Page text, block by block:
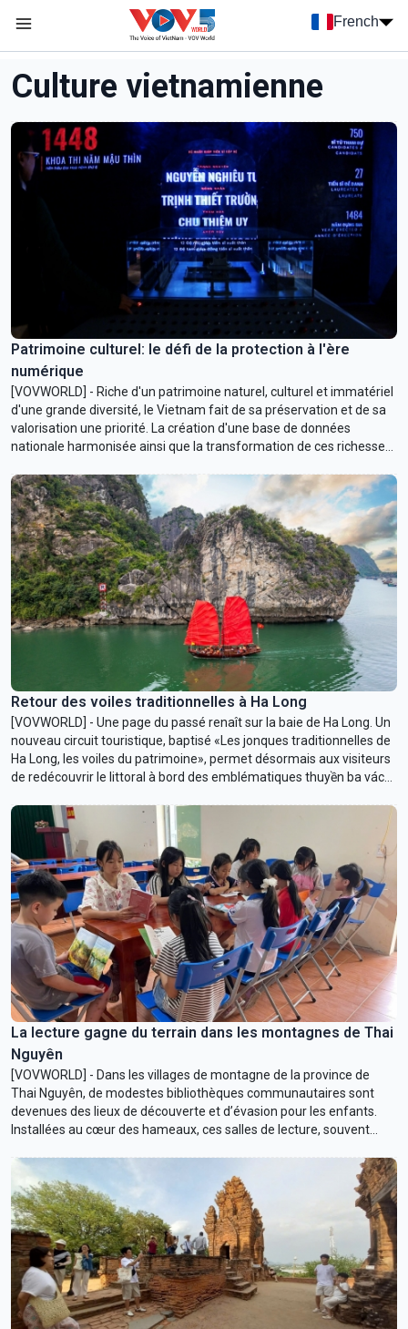
French
Menu trang chủ tiếng Pháp
menu phụ tiếng Pháp
Culture vietnamienne
Patrimoine culturel: le défi de la protection à l'ère
numérique
[VOVWORLD] - Riche d'un patrimoine naturel, culturel et immatériel
d'une grande diversité, le Vietnam fait de sa préservation et de sa
valorisation une priorité. La création d'une base de données
nationale harmonisée ainsi que la transformation de ces richesses
stratégique des politiques publiques.
Retour des voiles traditionnelles à Ha Long
[VOVWORLD] - Une page du passé renaît sur la baie de Ha Long. Un
nouveau circuit touristique, baptisé «Les jonques traditionnelles de
Ha Long, les voiles du patrimoine», permet désormais aux visiteurs
de redécouvrir le littoral à bord des emblématiques thuyền ba vách.
dans l'histoire et les traditions de la baie.
La lecture gagne du terrain dans les montagnes de Thai
Nguyên
[VOVWORLD] - Dans les villages de montagne de la province de
Thai Nguyên, de modestes bibliothèques communautaires sont
devenues des lieux de découverte et d’évasion pour les enfants.
Installées au cœur des hameaux, ces salles de lecture, souvent
naître le goût des livres et à ouvrir de nouveaux horizons aux jeunes
générations.